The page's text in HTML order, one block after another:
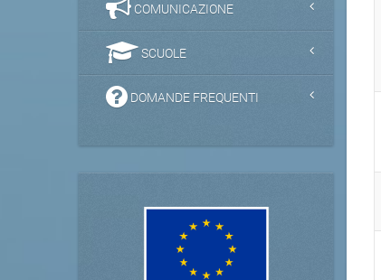
COMUNICAZIONE
SCUOLE
DOMANDE FREQUENTI